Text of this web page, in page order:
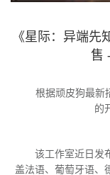
《星际：异端先
售
根据顽皮狗最新招
的
该工作室近日发布
盖法语、葡萄牙语